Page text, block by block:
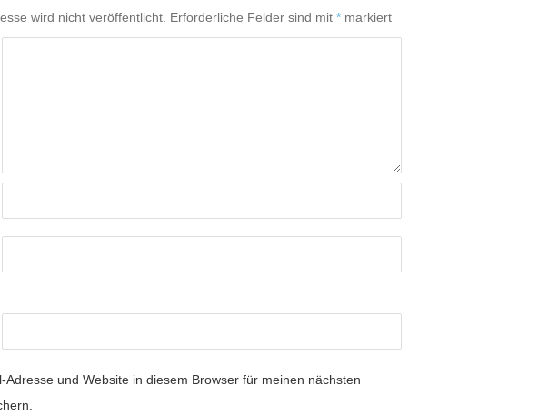
wird nicht veröffentlicht. Erforderliche Felder sind mit * markiert
Adresse und Website in diesem Browser für meinen nächsten